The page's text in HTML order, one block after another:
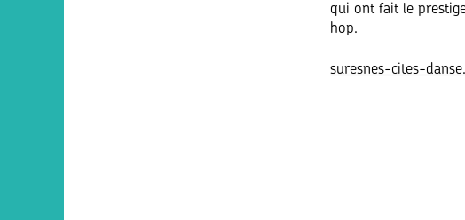
qui ont fait le
hop.
suresnes-cites-